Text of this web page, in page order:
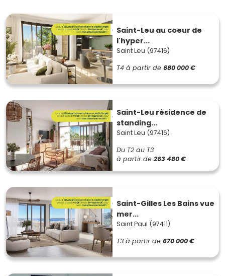
Saint-Leu au coeur de
l'hyper...
Saint Leu (97416)
T4 à partir de 680 000 €
Saint-Leu résidence de
standing...
Saint Leu (97416)
Du T2 au T3
à partir de 263 480 €
Saint-Gilles Les Bains vue
mer...
Saint Paul (97411)
T3 à partir de 670 000 €